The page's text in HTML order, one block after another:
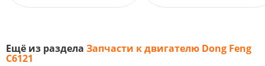
Ещё из раздела Запчасти к двигателю Dong Feng
C6121